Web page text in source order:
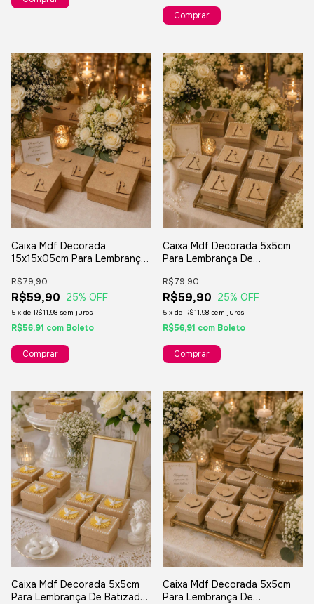
Caixa Mdf Decorada
15x15x05cm Para Lembrança
Presentes - 4 Unidades
R$59,90
R$79,90
25% OFF
5 x de R$11,98 sem juros
R$56,91 com Boleto
Caixa Mdf Decorada 5x5cm
Para Lembrança De
Unidades
R$59,90
R$79,90
25% OFF
5 x de R$11,98 sem juros
R$56,91 com Boleto
Caixa Mdf Decorada 5x5cm
Para Lembrança De Batizado
Caixa Mdf Decorada 5x5cm
Para Lembrança De